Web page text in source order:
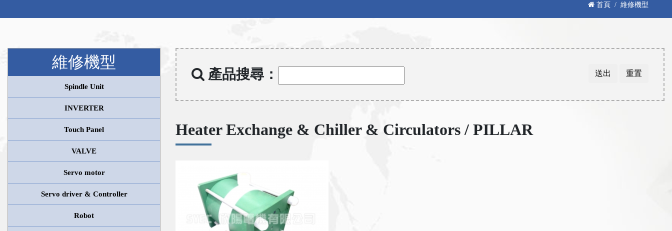
首頁 維修機型
維修機型
Spindle Unit
INVERTER
Touch Panel
VALVE
Servo motor
Servo driver & Controller
Robot
產品搜尋： 送出 重置
Heater Exchange & Chiller & Circulators / PILLAR